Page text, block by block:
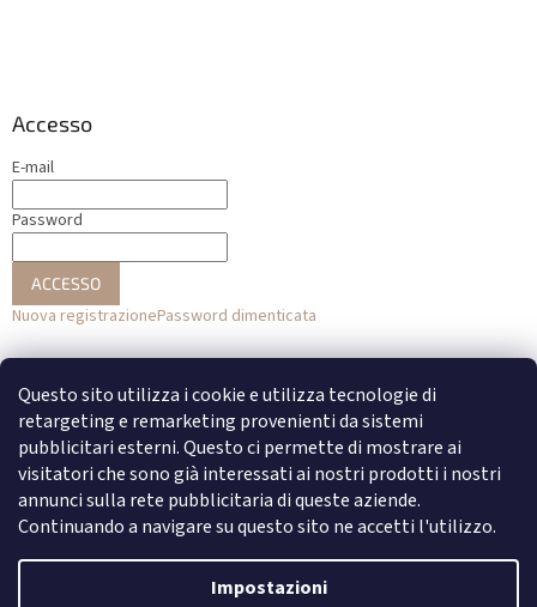
Questo sito utilizza i cookie e utilizza tecnologie di
retargeting e remarketing provenienti da sistemi
pubblicitari esterni. Questo ci permette di mostrare ai
visitatori che sono già interessati ai nostri prodotti i nostri
annunci sulla rete pubblicitaria di queste aziende.
Continuando a navigare su questo sito ne accetti l'utilizzo.
Impostazioni
Accesso
E-mail
Password
ACCESSO
Nuova registrazionePassword dimenticata
o
Accesso con Facebook
Accesso con Google